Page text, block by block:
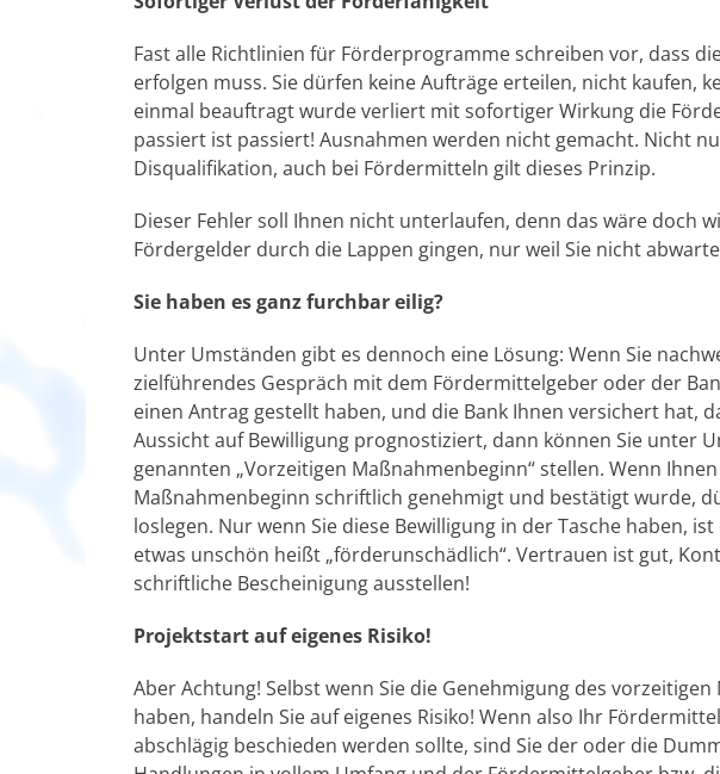
Fast alle Richtlinien für Förderprogramme schreiben vor, dass
erfolgen muss. Sie dürfen keine Aufträge erteilen, nicht kaufen,
einmal beauftragt wurde verliert mit sofortiger Wirkung die
passiert ist passiert! Ausnahmen werden nicht gemacht. Nicht
Disqualifikation, auch bei Fördermitteln gilt dieses Prinzip.
Dieser Fehler soll Ihnen nicht unterlaufen, denn das wäre doch
Fördergelder durch die Lappen gingen, nur weil Sie nicht
Sie haben es ganz furchbar eilig?
Unter Umständen gibt es dennoch eine Lösung: Wenn Sie
zielführendes Gespräch mit dem Fördermittelgeber oder der
einen Antrag gestellt haben, und die Bank Ihnen versichert hat,
Aussicht auf Bewilligung prognostiziert, dann können Sie unter
genannten „Vorzeitigen Maßnahmenbeginn“ stellen. Wenn
Maßnahmenbeginn schriftlich genehmigt und bestätigt wurde,
loslegen. Nur wenn Sie diese Bewilligung in der Tasche haben,
etwas unschön heißt „förderunschädlich“. Vertrauen ist gut,
schriftliche Bescheinigung ausstellen!
Projektstart auf eigenes Risiko!
Aber Achtung! Selbst wenn Sie die Genehmigung des
haben, handeln Sie auf eigenes Risiko! Wenn also Ihr
abschlägig beschieden werden sollte, sind Sie der oder die